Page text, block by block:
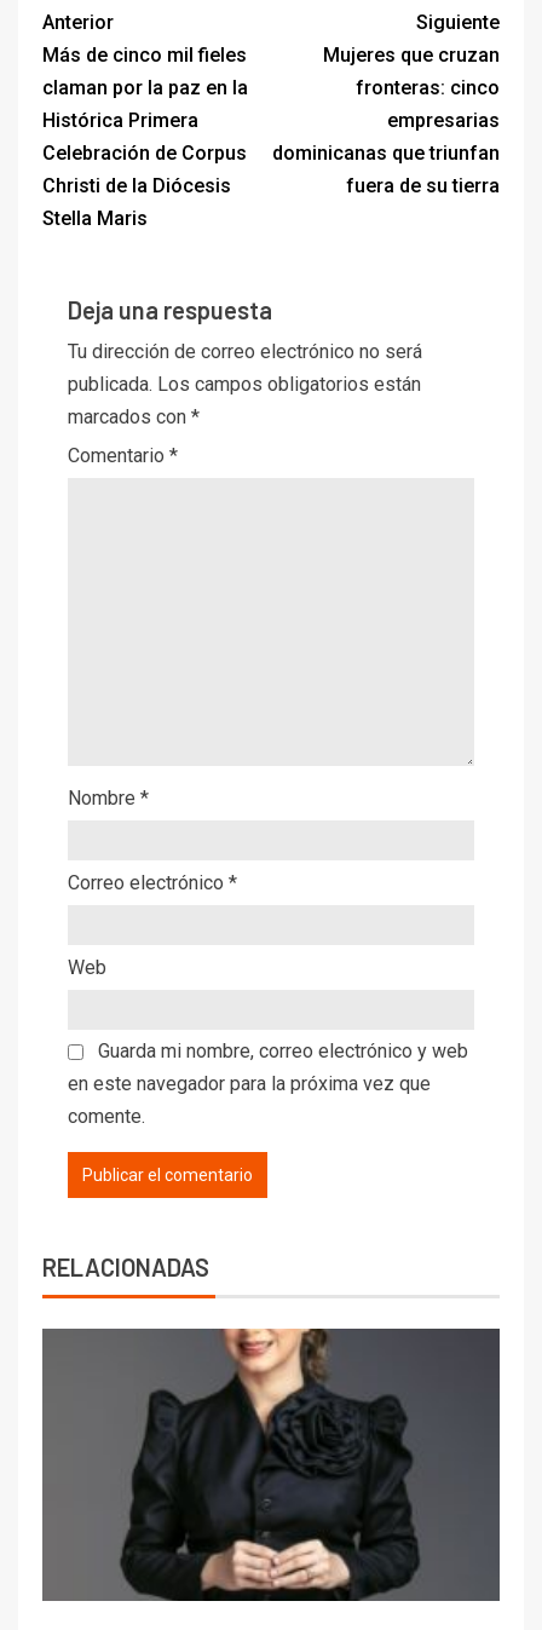
Anterior
Más de cinco mil fieles
claman por la paz en la
Histórica Primera
Celebración de Corpus
Christi de la Diócesis
Stella Maris
Siguiente
Mujeres que cruzan
fronteras: cinco
empresarias
dominicanas que triunfan
fuera de su tierra
Deja una respuesta
Tu dirección de correo electrónico no será
publicada. Los campos obligatorios están
marcados con *
Comentario *
Nombre *
Correo electrónico *
Web
Guarda mi nombre, correo electrónico y web
en este navegador para la próxima vez que
comente.
RELACIONADAS